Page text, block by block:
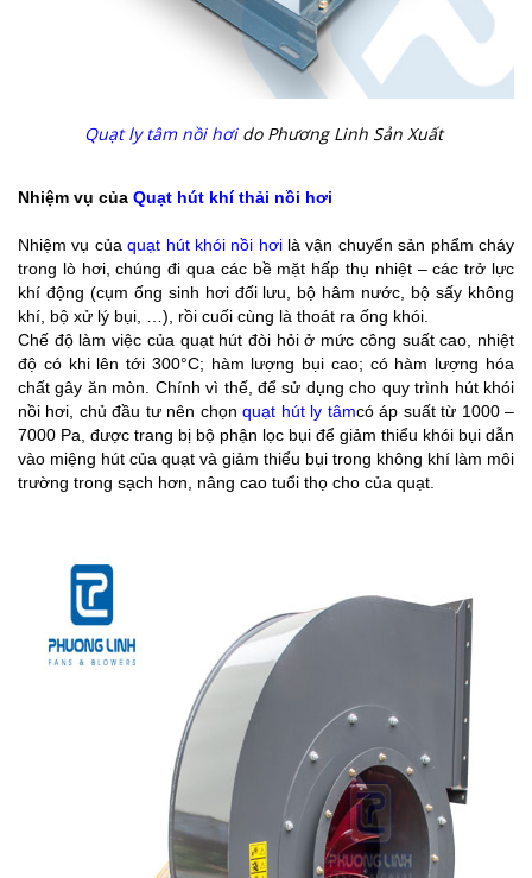
Quạt ly tâm nồi hơido Phương Linh Sản Xuất
Nhiệm vụ của Quạt hút khí thải nồi hơi
Nhiệm vụ củaquạt hút khói nồi hơilà vận chuyển sản phẩm cháy
trong lò hơi, chúng đi qua các bề mặt hấp thụ nhiệt – các trở lực
khí động (cụm ống sinh hơi đối lưu, bộ hâm nước, bộ sấy không
khí, bộ xử lý bụi, …), rồi cuối cùng là thoát ra ống khói.
Chế độ làm việc của quạt hút đòi hỏi ở mức công suất cao, nhiệt
độ có khi lên tới 300°C; hàm lượng bụi cao; có hàm lượng hóa
chất gây ăn mòn. Chính vì thế, để sử dụng cho quy trình hút khói
nồi hơi, chủ đầu tư nên chọnquạt hút ly tâmcó áp suất từ 1000 –
7000 Pa, được trang bị bộ phận lọc bụi để giảm thiểu khói bụi dẫn
vào miệng hút của quạt và giảm thiểu bụi trong không khí làm môi
trường trong sạch hơn, nâng cao tuổi thọ cho của quạt.